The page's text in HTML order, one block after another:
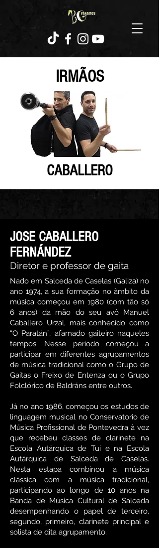
IRMÃOS
CABALLERO
JOSE CABALLERO
FERNÁNDEZ
Diretor e professor de gaita
Nado em Salceda de Caselas (Galiza) no
ano 1974, a sua formação no âmbito da
música começou em 1980 (com tão só
6 anos) da mão do seu avô Manuel
Caballero Urzal, mais conhecido como
“O Paratán”, afamado gaiteiro naqueles
tempos. Nesse periodo começou a
participar em diferentes agrupamentos
de música tradicional como o Grupo de
Gaitas o Freixo de Entenza ou o Grupo
Folclórico de Baldráns entre outros. ​
Já no ano 1986, começou os estudos de
linguagem musical no Conservatorio de
Música Profissional de Pontevedra à vez
que recebeu classes de clarinete na
Escola Autárquica de Tui e na Escola
Autárquica de Salceda de Caselas.
Nesta estapa combinou a música
clássica com a música tradicional,
participando ao longo de 10 anos na
Banda de Música Cultural de Salceda
desempenhando o papel de terceiro,
segundo, primeiro, clarinete principal e
solista de dita agrupamento. ​